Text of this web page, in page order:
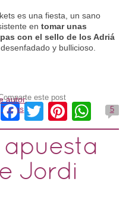
es una fiesta, un sano
entomar unas
con el sello de los Adriá
y bullicioso.
autor,
,Tapas
este post
Facebook
Twitter 5
apuesta
Jordi